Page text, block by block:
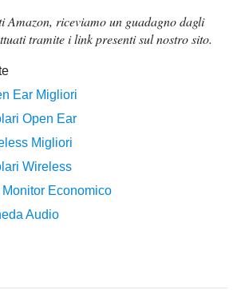
Amazon, riceviamo un guadagno dagli
tramite i link presenti sul nostro sito.